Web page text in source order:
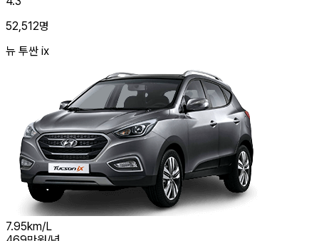
52,512명
뉴 투싼 ix
7.95km/L